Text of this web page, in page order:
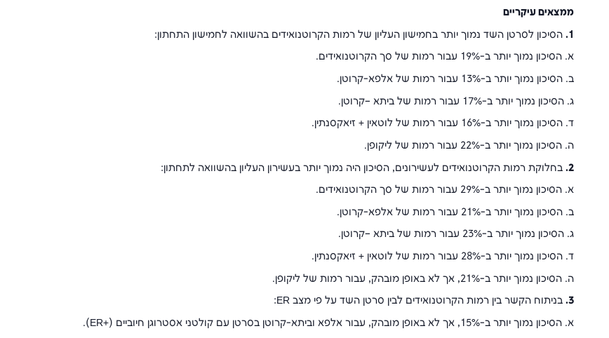
ממצאים עיקריים
1. הסיכון לסרטן השד נמוך יותר בחמישון העליון של רמות הקרוטנואידים בהשוואה לחמישון התחתון:
א. הסיכון נמוך יותר ב-19% עבור רמות של סך הקרוטנואידים.
ב. הסיכון נמוך יותר ב-13% עבור רמות של אלפא-קרוטן.
ג. הסיכון נמוך יותר ב-17% עבור רמות של ביתא –קרוטן.
ד. הסיכון נמוך יותר ב-16% עבור רמות של לוטאין + זיאקסנתין.
ה. הסיכון נמוך יותר ב-22% עבור רמות של ליקופן.
2. בחלוקת רמות הקרוטנואידים לעשירונים, הסיכון היה נמוך יותר בעשירון העליון בהשוואה לתחתון:
א. הסיכון נמוך יותר ב-29% עבור רמות של סך הקרוטנואידים.
ב. הסיכון נמוך יותר ב-21% עבור רמות של אלפא-קרוטן.
ג. הסיכון נמוך יותר ב-23% עבור רמות של ביתא –קרוטן.
ד. הסיכון נמוך יותר ב-28% עבור רמות של לוטאין + זיאקסנתין.
ה. הסיכון נמוך יותר ב-21%, אך לא באופן מובהק, עבור רמות של ליקופן.
3. בניתוח הקשר בין רמות הקרוטנואידים לבין סרטן השד על פי מצב ER:
א. הסיכון נמוך יותר ב-15%, אך לא באופן מובהק, עבור אלפא וביתא-קרוטן בסרטן עם קולטני אסטרוגן חיוביים (+ER).